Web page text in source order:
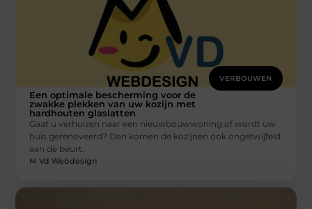
VERBOUWEN
Een optimale bescherming voor de
zwakke plekken van uw kozijn met
hardhouten glaslatten
Gaat u verhuizen naar een nieuwbouwwoning of wordt uw
huis gerenoveerd? Dan komen de kozijnen ook ongetwijfeld
aan de beurt.
M Vd Webdesign